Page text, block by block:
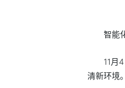
智能
11月
清新环境